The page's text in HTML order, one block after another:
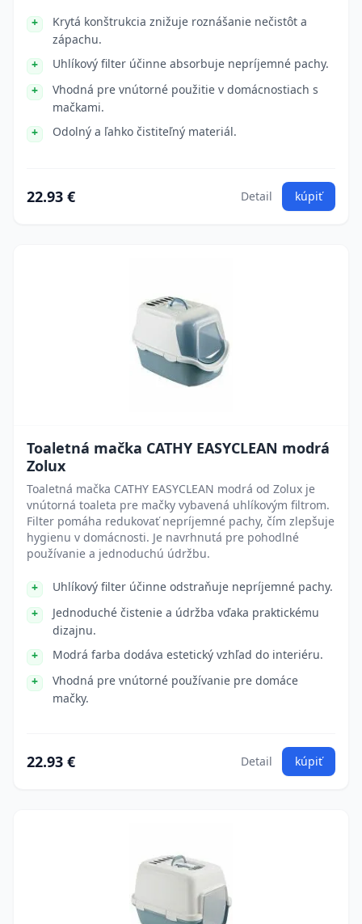
Krytá konštrukcia znižuje roznášanie nečistôt a
zápachu.
Uhlíkový filter účinne absorbuje nepríjemné pachy.
Vhodná pre vnútorné použitie v domácnostiach s
mačkami.
Odolný a ľahko čistiteľný materiál.
22.93 € Detail kúpiť
Toaletná mačka CATHY EASYCLEAN modrá
Zolux
Toaletná mačka CATHY EASYCLEAN modrá od Zolux je
vnútorná toaleta pre mačky vybavená uhlíkovým filtrom.
Filter pomáha redukovať nepríjemné pachy, čím zlepšuje
hygienu v domácnosti. Je navrhnutá pre pohodlné
používanie a jednoduchú údržbu.
Uhlíkový filter účinne odstraňuje nepríjemné pachy.
Jednoduché čistenie a údržba vďaka praktickému
dizajnu.
Modrá farba dodáva estetický vzhľad do interiéru.
Vhodná pre vnútorné používanie pre domáce
mačky.
22.93 € Detail kúpiť